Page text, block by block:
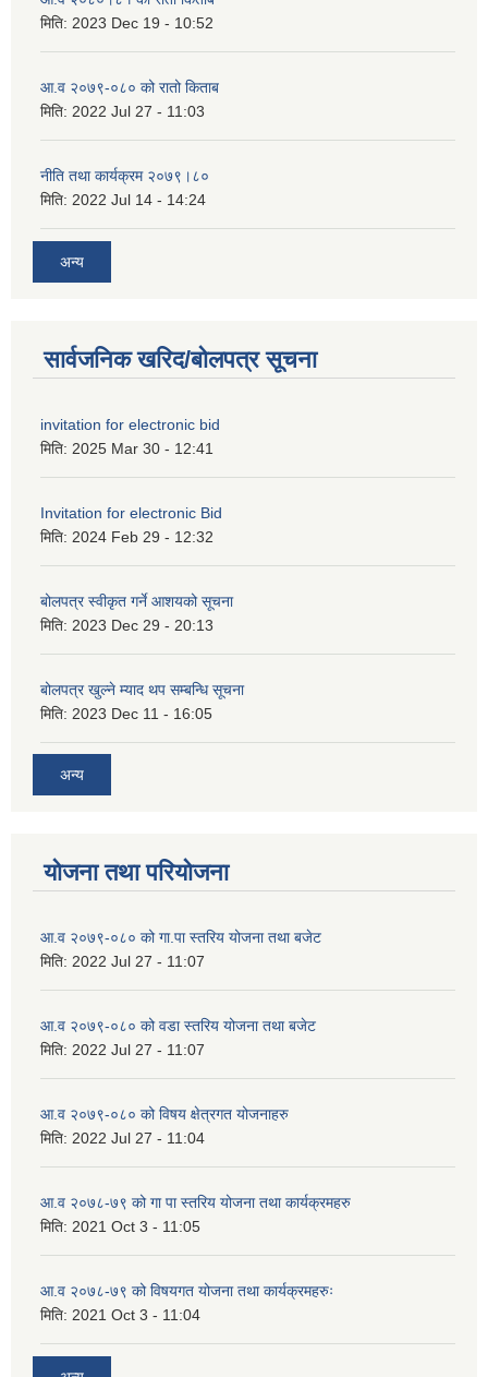
मिति: 2023 Dec 19 - 10:52
आ.व २०७९-०८० को रातो किताब
मिति: 2022 Jul 27 - 11:03
नीति तथा कार्यक्रम २०७९।८०
मिति: 2022 Jul 14 - 14:24
अन्य
सार्वजनिक खरिद/बोलपत्र सूचना
invitation for electronic bid
मिति: 2025 Mar 30 - 12:41
Invitation for electronic Bid
मिति: 2024 Feb 29 - 12:32
बोलपत्र स्वीकृत गर्ने आशयको सूचना
मिति: 2023 Dec 29 - 20:13
बोलपत्र खुल्ने म्याद थप सम्बन्धि सूचना
मिति: 2023 Dec 11 - 16:05
अन्य
योजना तथा परियोजना
आ.व २०७९-०८० को गा.पा स्तरिय योजना तथा बजेट
मिति: 2022 Jul 27 - 11:07
आ.व २०७९-०८० को वडा स्तरिय योजना तथा बजेट
मिति: 2022 Jul 27 - 11:07
आ.व २०७९-०८० को विषय क्षेत्रगत योजनाहरु
मिति: 2022 Jul 27 - 11:04
आ.व २०७८-७९ को गा पा स्तरिय योजना तथा कार्यक्रमहरु
मिति: 2021 Oct 3 - 11:05
आ.व २०७८-७९ को विषयगत योजना तथा कार्यक्रमहरुः
मिति: 2021 Oct 3 - 11:04